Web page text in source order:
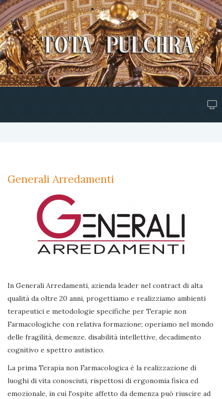
Generali Arredamenti
In Generali Arredamenti, azienda leader nel contract di alta
qualità da oltre 20 anni, progettiamo e realizziamo ambienti
terapeutici e metodologie specifiche per Terapie non
Farmacologiche con relativa formazione; operiamo nel mondo
delle fragilità, demenze, disabilità intellettive, decadimento
cognitivo e spettro autistico.
La prima Terapia non Farmacologica è la realizzazione di
luoghi di vita conosciuti, rispettosi di ergonomia fisica ed
emozionale, in cui l'ospite affetto da demenza può riuscire ad